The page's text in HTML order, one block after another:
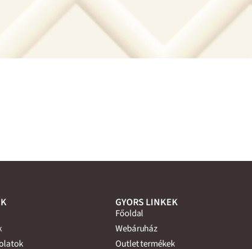
GYORS LINKEK
Főoldal
Webáruház
Outlet termékek